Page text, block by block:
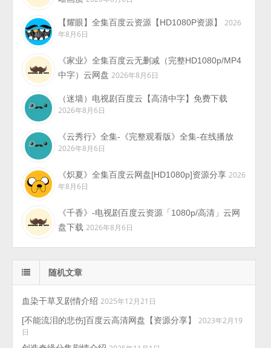
【耀眼】全集百度云资源【HD1080P资源】
2026
年8月6日
《家业》全集百度云无删减（完整HD1080p/MP4
中字）云网盘 2026年8月6日
（迷墙）电视剧百度云【高清中字】免费下载
2026年8月6日
《云秀行》全集-《完整观看版》全集-在线播放
2026年8月6日
《炽夏》全集百度云网盘[HD1080p]资源分享 2026
年8月6日
《千香》-电视剧百度云资源「1080p/高清」云网
盘下载 2026年8月6日
随机文章
血染干草叉剧情介绍 2025年12月21日
[不能流泪的悲伤]百度云高清网盘【资源分享】
2023年2月19
日